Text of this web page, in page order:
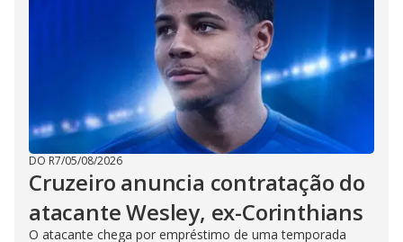
DO R7/05/08/2026
Cruzeiro anuncia contratação do
atacante Wesley, ex-Corinthians
O atacante chega por empréstimo de uma temporada